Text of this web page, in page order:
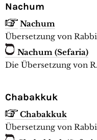
Nachum
Nachum
Übersetzung von
Nachum (Sefaria)
Die Übersetzung von
Chabakkuk
Chabakkuk
Übersetzung von